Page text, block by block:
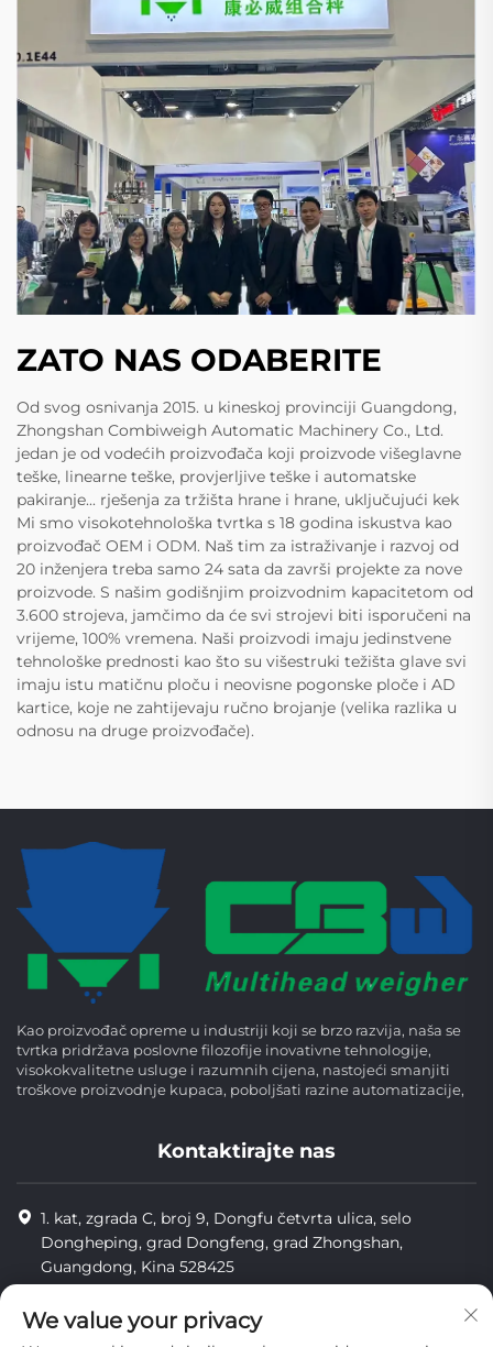
ZATO NAS ODABERITE
Od svog osnivanja 2015. u kineskoj provinciji Guangdong,
Zhongshan Combiweigh Automatic Machinery Co., Ltd.
jedan je od vodećih proizvođača koji proizvode višeglavne
teške, linearne teške, provjerljive teške i automatske
pakiranje... rješenja za tržišta hrane i hrane, uključujući kek
Mi smo visokotehnološka tvrtka s 18 godina iskustva kao
proizvođač OEM i ODM. Naš tim za istraživanje i razvoj od
20 inženjera treba samo 24 sata da završi projekte za nove
proizvode. S našim godišnjim proizvodnim kapacitetom od
3.600 strojeva, jamčimo da će svi strojevi biti isporučeni na
vrijeme, 100% vremena. Naši proizvodi imaju jedinstvene
tehnološke prednosti kao što su višestruki težišta glave svi
imaju istu matičnu ploču i neovisne pogonske ploče i AD
kartice, koje ne zahtijevaju ručno brojanje (velika razlika u
odnosu na druge proizvođače).
Kao proizvođač opreme u industriji koji se brzo razvija, naša se
tvrtka pridržava poslovne filozofije inovativne tehnologije,
visokokvalitetne usluge i razumnih cijena, nastojeći smanjiti
troškove proizvodnje kupaca, poboljšati razine automatizacije,
Kontaktirajte nas
1. kat, zgrada C, broj 9, Dongfu četvrta ulica, selo
Dongheping, grad Dongfeng, grad Zhongshan,
Guangdong, Kina 528425
[email protected]
We value your privacy